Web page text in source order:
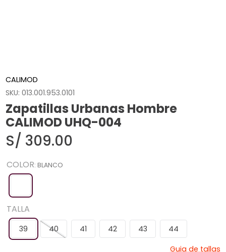
CALIMOD
SKU:013.001.953.0101
Zapatillas Urbanas Hombre
CALIMOD UHQ-004
S/ 309.00
COLOR: BLANCO
TALLA
39 40 41 42 43
44
Guia de tallas